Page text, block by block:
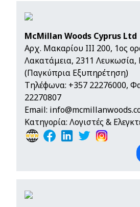
McMillan Woods Cyprus Ltd
Αρχ. Μακαρίου III 200, 1ος
Λακατάμεια, 2311 Λευκωσία,
(Παγκύπρια Εξυπηρέτηση)
Τηλέφωνα: +357 22276000,
22270807
Email:
Κατηγορία: Λογιστές &